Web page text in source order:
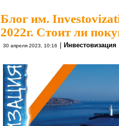
Блог им.
2022г. Стоит ли
30 апреля 2023, 10:16 | Инвестовизация